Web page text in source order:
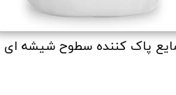
پاک کننده سطوح شیشه ای